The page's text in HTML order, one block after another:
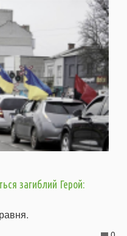
загиблий Герой: